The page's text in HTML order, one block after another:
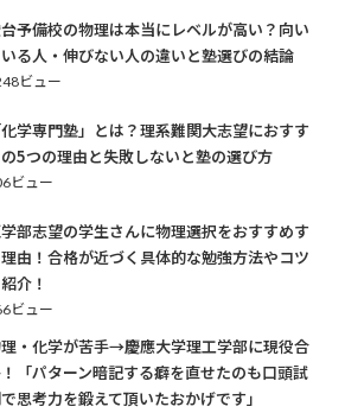
予備校の物理は本当にレベルが高い？向い
る人・伸びない人の違いと塾選びの結論
ビュー
化学専門塾」とは？理系難関大志望におすす
5つの理由と失敗しないと塾の選び方
ビュー
部志望の学生さんに物理選択をおすすめす
由！合格が近づく具体的な勉強方法やコツ
介！
ビュー
・化学が苦手→慶應大学理工学部に現役合
「パターン暗記する癖を直せたのも口頭試
思考力を鍛えて頂いたおかげです」